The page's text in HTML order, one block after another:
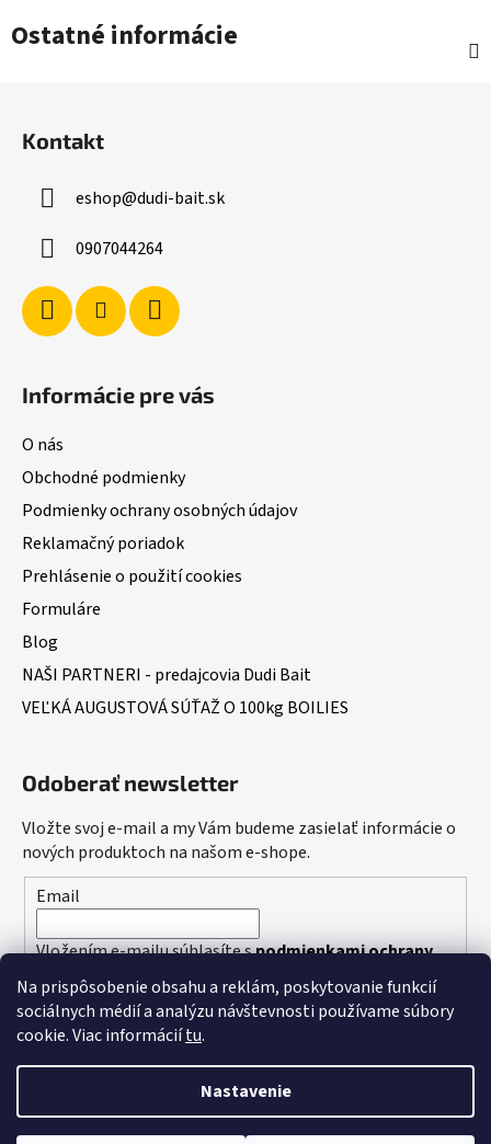
Na prispôsobenie obsahu a reklám, poskytovanie funkcií
sociálnych médií a analýzu návštevnosti používame súbory
cookie. Viac informáciítu.
Nastavenie
Ostatné informácie
Kontakt
eshop@dudi-bait.sk
0907044264
Informácie pre vás
O nás
Obchodné podmienky
Podmienky ochrany osobných údajov
Reklamačný poriadok
Prehlásenie o použití cookies
Formuláre
Blog
NAŠI PARTNERI - predajcovia Dudi Bait
VEĽKÁ AUGUSTOVÁ SÚŤAŽ O 100kg BOILIES
Odoberať newsletter
Vložte svoj e-mail a my Vám budeme zasielať informácie o
nových produktoch na našom e-shope.
Email
Vložením e-mailu súhlasíte spodmienkami ochrany
osobných údajov
PRIHLÁSIŤ SA